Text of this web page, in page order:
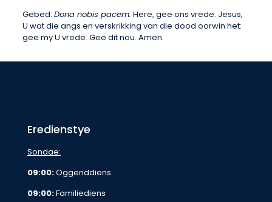
Gebed: Dona nobis pacem. Here, gee ons vrede. Jesus,
U wat die angs en verskrikking van die dood oorwin het:
gee my U vrede. Gee dit nou. Amen.
Eredienstye
Sondae:
09:00:Oggenddiens
09:00:Familiediens